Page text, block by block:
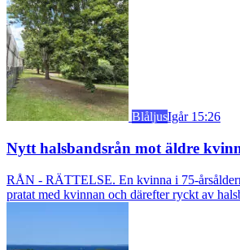
BlåljusIgår 15:26
Nytt halsbandsrån mot äldre
RÅN - RÄTTELSE. En kvinna i 75-
pratat med kvinnan och därefter ryckt av